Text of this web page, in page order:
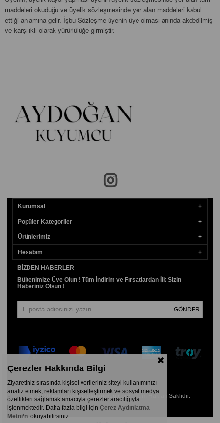
maddeleri okuduğu ve üyelik sözleşmesinde yer alan maddeleri kabul
ettiği anlamına gelir. İşbu Sözleşme üyenin üye olması anında akdedilmiş
ve karşılıklı olarak yürürlülüğe girmiştir.
Kurumsal
Popüler Kategoriler
Ürünlerimiz
Hesabım
BIZDEN HABERLER
Bültenimize Üye Olun ! Tüm İndirim ve Fırsatlardan İlk Sizin
Haberiniz Olsun !
GÖNDER
© 2026 www.aydogankuyumcu.com - Tüm Hakları Saklıdır.
Çerezler Hakkında Bilgi
Ziyaretiniz sırasında kişisel verileriniz siteyi kullanımınızı
analiz etmek, reklamları kişiselleştirmek ve sosyal medya
özellikleri sağlamak amacıyla çerezler aracılığıyla
işlenmektedir. Daha fazla bilgi için Çerez Aydınlatma
Metni’ni okuyabilirsiniz.